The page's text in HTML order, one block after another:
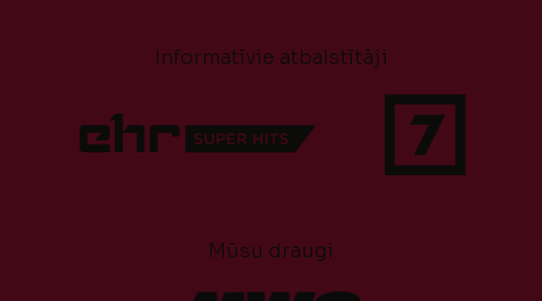
Informatīvie atbalstītāji
Mūsu draugi